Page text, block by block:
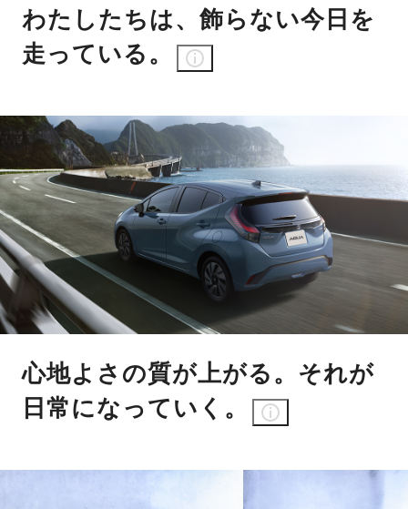
わたしたちは、飾らない今日を
走っている。
心地よさの質が上がる。それが
日常になっていく。